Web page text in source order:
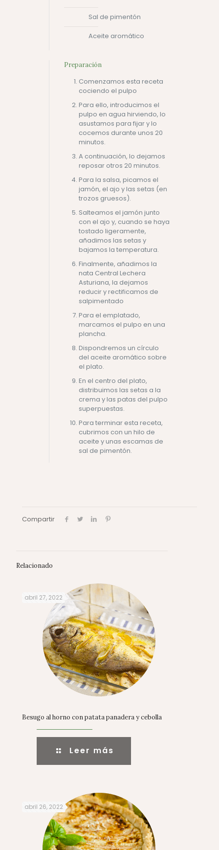
Sal de pimentón
Aceite aromático
Preparación
Comenzamos esta receta
cociendo el pulpo
Para ello, introducimos el
pulpo en agua hirviendo, lo
asustamos para fijar y lo
cocemos durante unos 20
minutos.
A continuación, lo dejamos
reposar otros 20 minutos.
Para la salsa, picamos el
jamón, el ajo y las setas (en
trozos gruesos).
Salteamos el jamón junto
con el ajo y, cuando se haya
tostado ligeramente,
añadimos las setas y
bajamos la temperatura.
Finalmente, añadimos la
nata Central Lechera
Asturiana, la dejamos
reducir y rectificamos de
salpimentado
Para el emplatado,
marcamos el pulpo en una
plancha.
Dispondremos un círculo
del aceite aromático sobre
el plato.
En el centro del plato,
distribuimos las setas a la
crema y las patas del pulpo
superpuestas.
Para terminar esta receta,
cubrimos con un hilo de
aceite y unas escamas de
sal de pimentón.
Compartir
Relacionado
abril 27, 2022
Besugo al horno con patata panadera y cebolla
Leer más
abril 26, 2022